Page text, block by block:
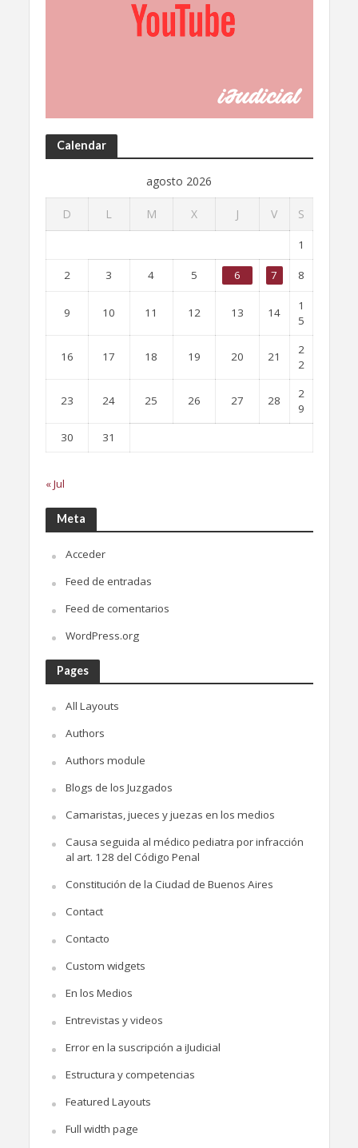
Calendar
agosto 2026
D L M X J V S
1
2 3 4 5 6 7 8
9 10 11 12 13 14
1
5
16 17 18 19 20 21
2
2
23 24 25 26 27 28
2
9
30
31
« Jul
Meta
Acceder
Feed de entradas
Feed de comentarios
WordPress.org
Pages
All Layouts
Authors
Authors module
Blogs de los Juzgados
Camaristas, jueces y juezas en los medios
Causa seguida al médico pediatra por infracción
al art. 128 del Código Penal
Constitución de la Ciudad de Buenos Aires
Contact
Contacto
Custom widgets
En los Medios
Entrevistas y videos
Error en la suscripción a iJudicial
Estructura y competencias
Featured Layouts
Full width page